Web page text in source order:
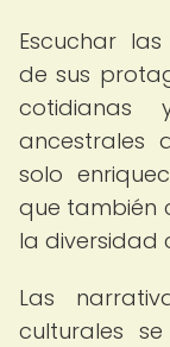
Escuchar
de sus
cotidianas
ancestrales
solo
que también
la diversidad
Las
culturales